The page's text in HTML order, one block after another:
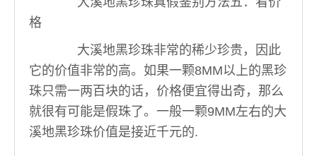
格
大溪地黑珍珠非常的稀少珍贵，因此
它的价值非常的高。如果一颗8MM以上的黑珍
珠只需一两百块的话，价格便宜得出奇，那么
就很有可能是假珠了。一般一颗9MM左右的大
溪地黑珍珠价值是接近千元的.